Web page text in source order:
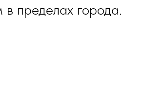
в пределах города.